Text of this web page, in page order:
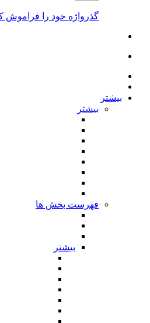
گذرواژه خود را فراموش
بیشتر
بیشتر
فهرست بخش ها
بیشتر